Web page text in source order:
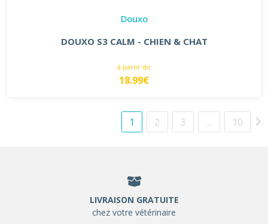
Douxo
DOUXO S3 CALM - CHIEN & CHAT
à partir de
18.99€
1 2 3 … 10
LIVRAISON GRATUITE
chez votre vétérinaire